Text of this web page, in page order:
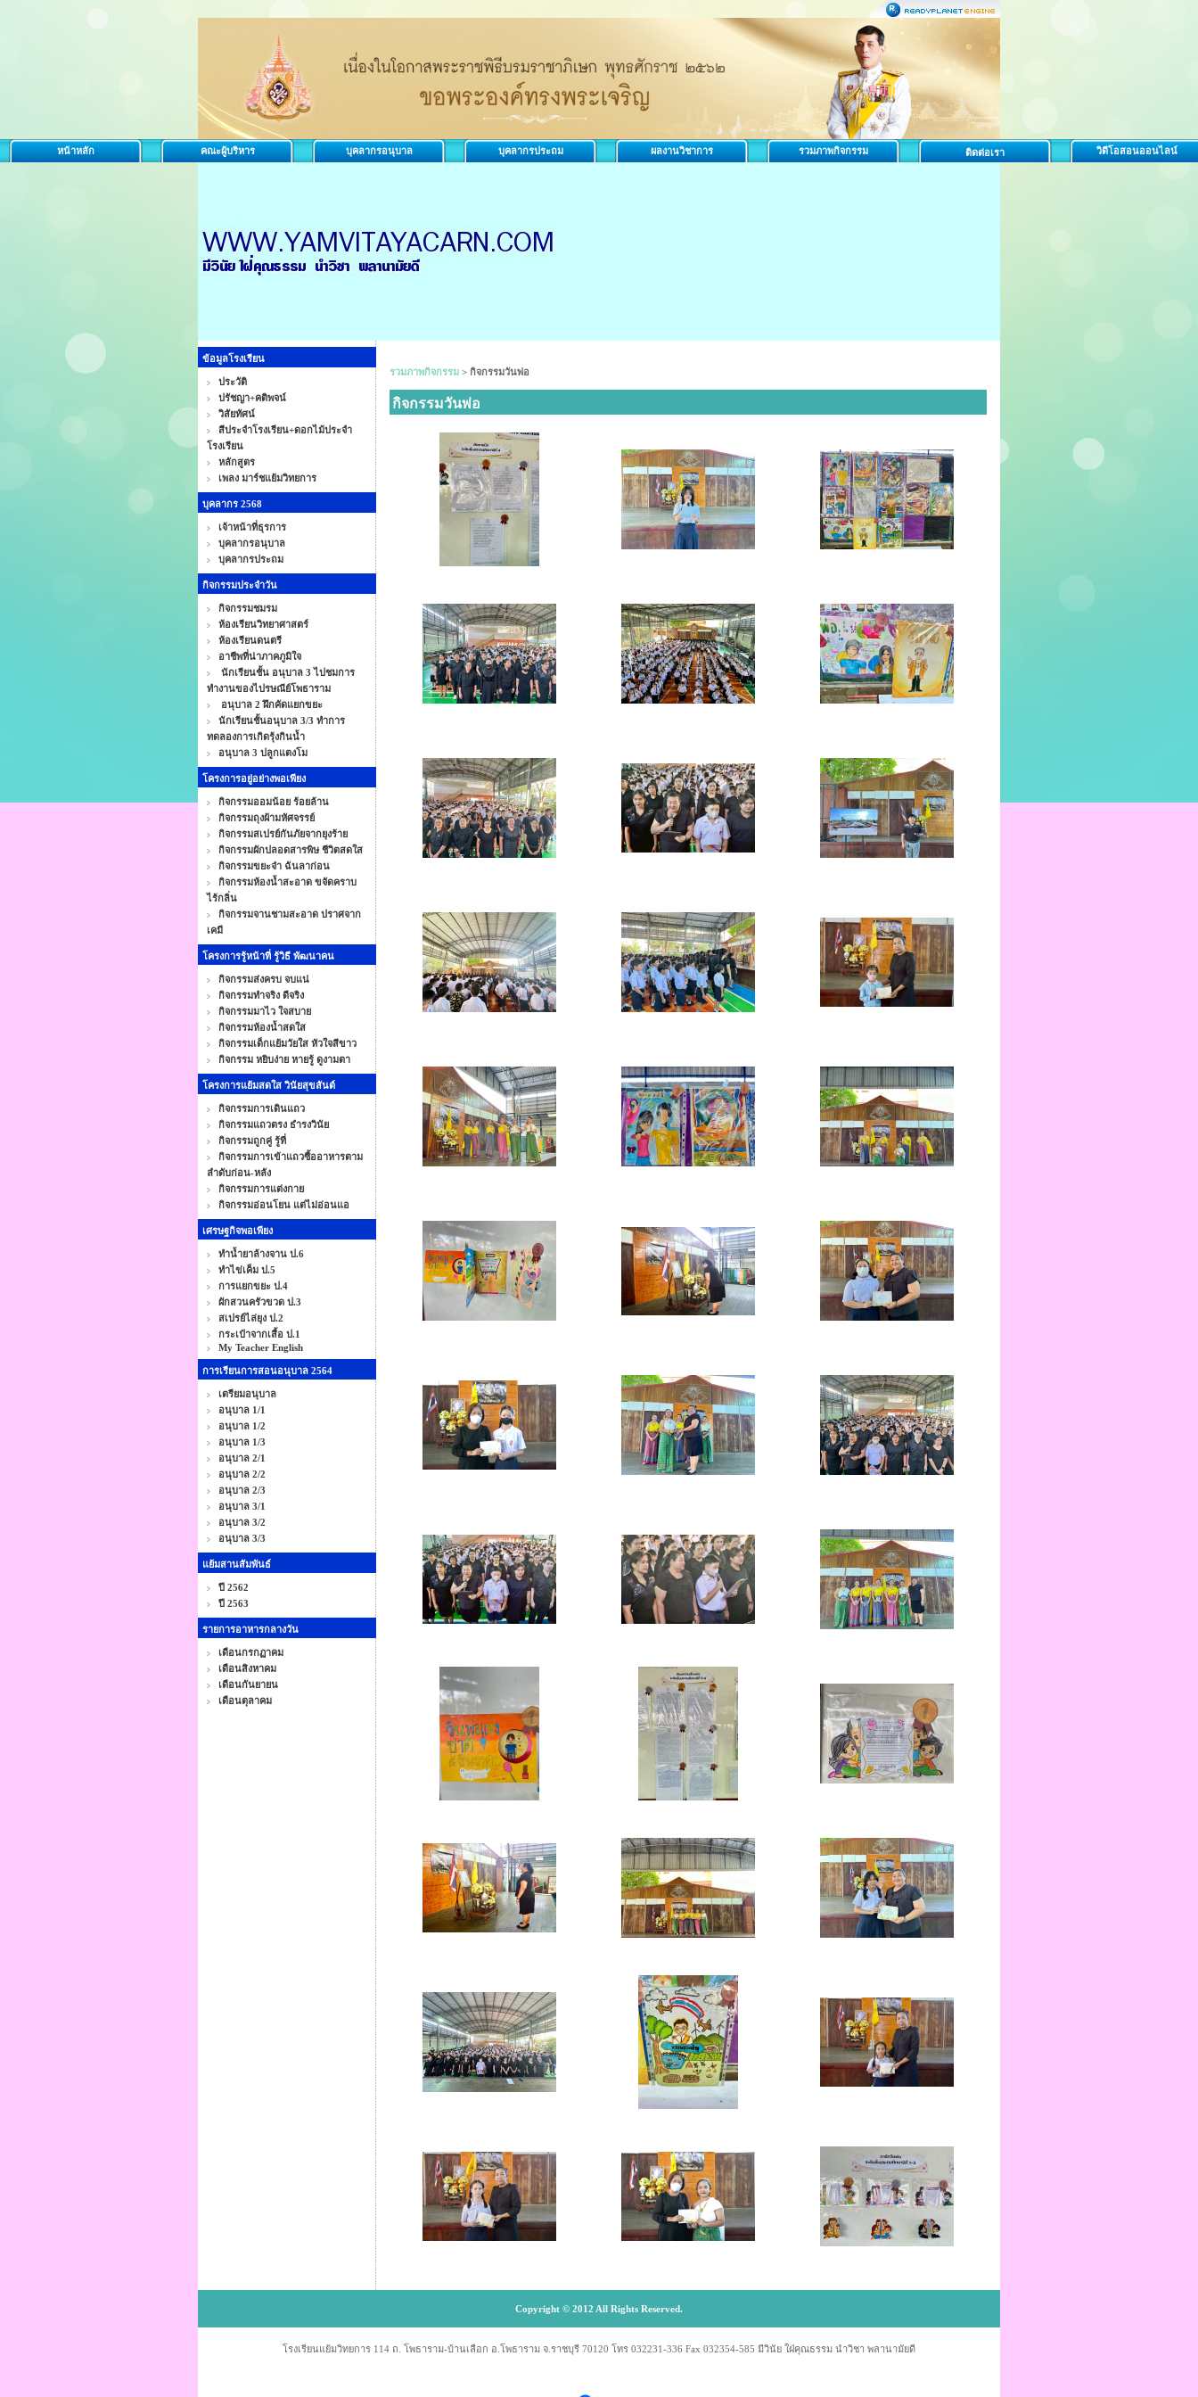
หน้าหลัก คณะผู้บริหาร บุคลากรอนุบาล บุคลากรประถม ผลงานวิชาการ รวมภาพกิจกรรม ติดต่อเรา วิดีโอสอนออนไลน์
ข้อมูลโรงเรียน
ประวัติ
ปรัชญา+คติพจน์
วิสัยทัศน์
สีประจำโรงเรียน+ดอกไม้ประจำ
โรงเรียน
หลักสูตร
เพลง มาร์ชแย้มวิทยการ
บุคลากร 2568
เจ้าหน้าที่ธุรการ
บุคลากรอนุบาล
บุคลากรประถม
กิจกรรมประจำวัน
กิจกรรมชมรม
ห้องเรียนวิทยาศาสตร์
ห้องเรียนดนตรี
อาชีพที่น่าภาคภูมิใจ
นักเรียนชั้น อนุบาล 3 ไปชมการ
ทำงานของไปรษณีย์โพธาราม
อนุบาล 2 ฝึกคัดแยกขยะ
นักเรียนชั้นอนุบาล 3/3 ทำการ
ทดลองการเกิดรุ้งกินน้ำ
อนุบาล 3 ปลูกแตงโม
โครงการอยู่อย่างพอเพียง
กิจกรรมออมน้อย ร้อยล้าน
กิจกรรมถุงผ้ามหัศจรรย์
กิจกรรมสเปรย์กันภัยจากยุงร้าย
กิจกรรมผักปลอดสารพิษ ชีวิตสดใส
กิจกรรมขยะจ๋า ฉันลาก่อน
กิจกรรมห้องน้ำสะอาด ขจัดคราบ
ไร้กลิ่น
กิจกรรมจานชามสะอาด ปราศจาก
เคมี
โครงการรู้หน้าที่ รู้วิธี พัฒนาคน
กิจกรรมส่งครบ จบแน่
กิจกรรมทำจริง ดีจริง
กิจกรรมมาไว ใจสบาย
กิจกรรมห้องน้ำสดใส
กิจกรรมเด็กแย้มวัยใส หัวใจสีขาว
กิจกรรม หยิบง่าย หายรู้ ดูงามตา
โครงการแย้มสดใส วินัยสุขสันต์
กิจกรรมการเดินแถว
กิจกรรมแถวตรง ธำรงวินัย
กิจกรรมถูกคู่ รู้ที่
กิจกรรมการเข้าแถวซื้ออาหารตาม
ลำดับก่อน-หลัง
กิจกรรมการแต่งกาย
กิจกรรมอ่อนโยน แต่ไม่อ่อนแอ
เศรษฐกิจพอเพียง
ทำน้ำยาล้างจาน ป.6
ทำไข่เค็ม ป.5
การแยกขยะ ป.4
ผักสวนครัวขวด ป.3
สเปรย์ไล่ยุง ป.2
กระเป๋าจากเสื้อ ป.1
My Teacher English
การเรียนการสอนอนุบาล 2564
เตรียมอนุบาล
อนุบาล 1/1
อนุบาล 1/2
อนุบาล 1/3
อนุบาล 2/1
อนุบาล 2/2
อนุบาล 2/3
อนุบาล 3/1
อนุบาล 3/2
อนุบาล 3/3
แย้มสานสัมพันธ์
ปี 2562
ปี 2563
รายการอาหารกลางวัน
เดือนกรกฏาคม
เดือนสิงหาคม
เดือนกันยายน
เดือนตุลาคม
รวมภาพกิจกรรม > กิจกรรมวันพ่อ
กิจกรรมวันพ่อ
Copyright © 2012 All Rights Reserved.
โรงเรียนแย้มวิทยการ 114 ถ. โพธาราม-บ้านเลือก อ.โพธาราม จ.ราชบุรี 70120 โทร 032231-336 Fax 032354-585 มีวินัย ใฝ่คุณธรรม นำวิชา พลานามัยดี